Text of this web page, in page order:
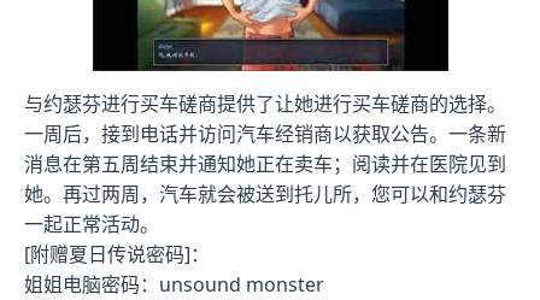
与约瑟芬进行买车磋商提供了让她进行买车磋商的选择。
一周后，接到电话并访问汽车经销商以获取公告。一条新
消息在第五周结束并通知她正在卖车；阅读并在医院见到
她。再过两周，汽车就会被送到托儿所，您可以和约瑟芬
一起正常活动。
[附赠夏日传说密码]：
姐姐电脑密码：unsound monster